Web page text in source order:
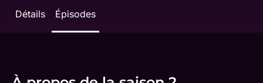
Détails Épisodes